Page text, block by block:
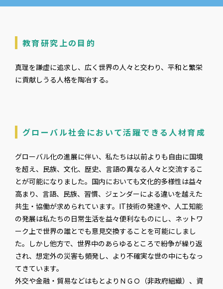
教育研究上の目的
真理を謙虚に追求し、広く世界の人々と交わり、平和と繁栄
に貢献しうる人格を陶冶する。
グローバル社会において活躍できる人材育成
グローバル化の進展に伴い、私たちは以前よりも自由に国境
を超え、民族、文化、歴史、言語の異なる人々と交流するこ
とが可能になりました。国内においても文化的多様性は益々
高まり、言語、民族、習慣、ジェンダーによる違いを越えた
共生・協働が求められています。IT技術の発達や、人工知能
の発展は私たちの日常生活を益々便利なものにし、ネットワ
ーク上で世界の誰とでも意見交換することを可能にしまし
た。しかし他方で、世界中のあらゆるところで紛争が繰り返
され、想定外の災害も頻発し、より不確実な世の中にもなっ
てきています。
外交や金融・貿易などはもとよりＮＧＯ（非政府組織）、資